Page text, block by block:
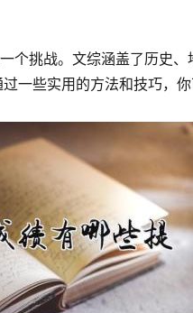
个挑战。文综涵盖了历史
一些实用的方法和技巧，